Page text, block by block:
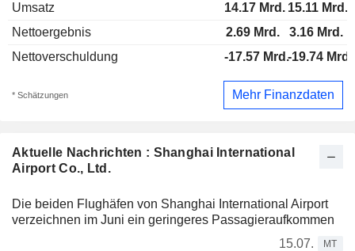
Aktuelle Nachrichten : Shanghai International
Airport Co., Ltd.
Die beiden Flughäfen von Shanghai International Airport
verzeichnen im Juni ein geringeres Passagieraufkommen
15.07.
MT
Umsatz
14.17 Mrd. 15.11 Mrd.
Nettoergebnis
2.69 Mrd.
3.16 Mrd.
Nettoverschuldung
-17.57 Mrd.-19.74 Mrd.
* Schätzungen Mehr Finanzdaten